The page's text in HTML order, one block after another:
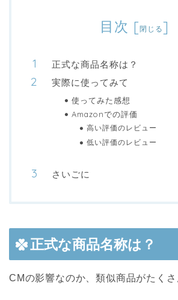
目次 [閉じる]
正式な商品名称は？
実際に使ってみて
使ってみた感想
Amazonでの評価
高い評価のレビュー
低い評価のレビュー
さいごに
正式な商品名称は？
CMの影響なのか、類似商品がたくさ